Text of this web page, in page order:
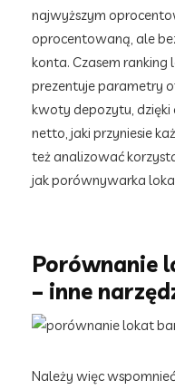
najwyższym
oprocentowaną, ale
konta. Czasem
prezentuje parametry
kwoty depozytu, dzięki
netto, jaki przyniesie
też analizować
jak porównywarka
Porównanie
– inne
Należy więc